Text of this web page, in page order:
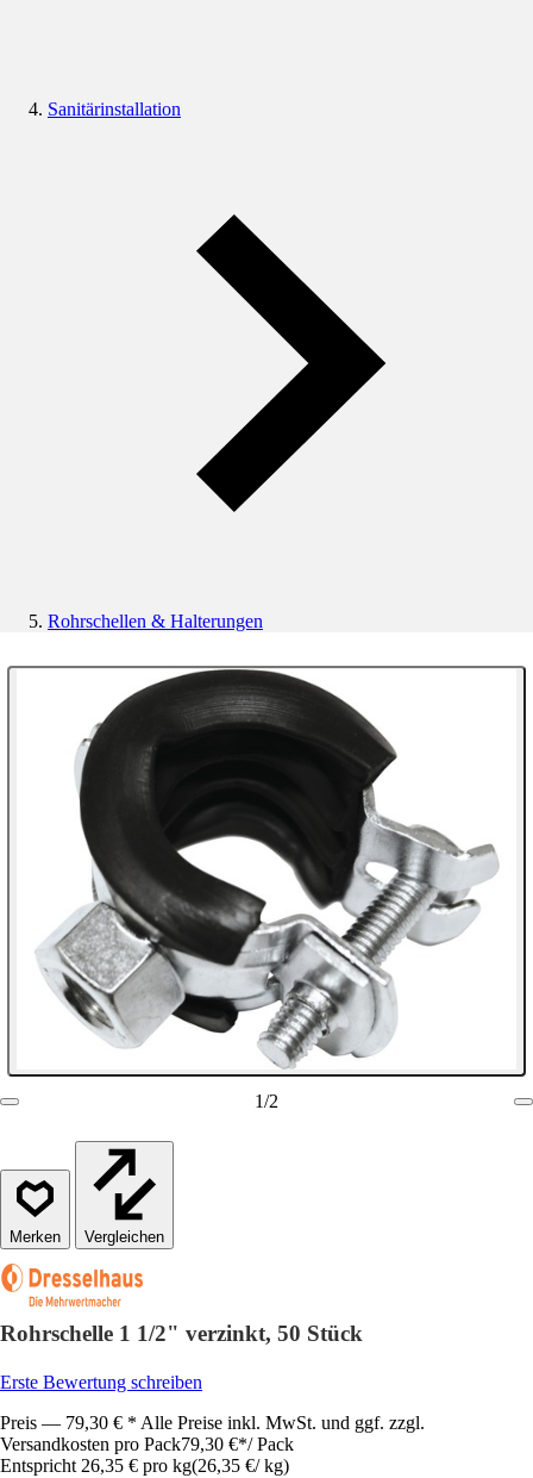
Sanitärinstallation
Rohrschellen & Halterungen
1/2
Vergleichen
Rohrschelle 1 1/2" verzinkt, 50 Stück
Erste Bewertung schreiben
Preis — 79,30 € * Alle Preise inkl. MwSt. und ggf. zzgl.
Versandkosten pro Pack79,30 €*/ Pack
Entspricht 26,35 € pro kg(26,35 €/ kg)